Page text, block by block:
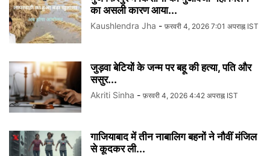
का असली कारण आया...
Kaushlendra Jha - फ़रवरी 4, 2026 7:01 अपराह्न IST
जुड़वा बेटियों के जन्म पर बहू की हत्या, पति और
ससुर...
Akriti Sinha - फ़रवरी 4, 2026 4:42 अपराह्न IST
गाजियाबाद में तीन नाबालिग बहनों ने नौवीं मंजिल
से कूदकर ली...